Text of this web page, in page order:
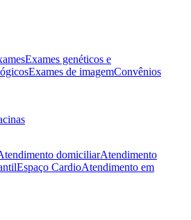
Exames genéticos e
Exames de imagemConvênios
domiciliarAtendimento
Espaço CardioAtendimento em